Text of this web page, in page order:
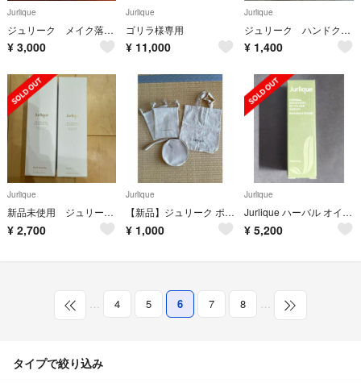
Jurlique
ジュリーク メイク落とし 新品
¥ 3,000
Jurlique
ゴリラ様専用
¥ 11,000
Jurlique
ジュリーク ハンドクリームとバランシングミストセット
¥ 1,400
Jurlique
新品未使用 ジュリーク リニューバランシングクレンジングジェル ２本
¥ 2,700
Jurlique
【新品】ジュリーク ポーチ＆バッグ、AQUA ・AQUA巾着計4点！
¥ 1,000
Jurlique
Jurlique ハーバル オイルインセラム 30mL
¥ 5,200
… 4 5 6 7 8 …
タイプで絞り込み